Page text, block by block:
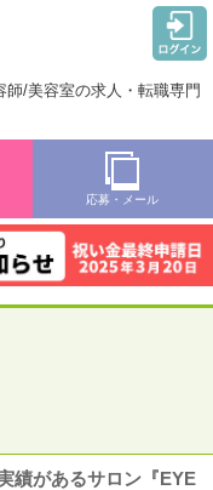
/美容室の求人・転職専門
応募・メール
績があるサロン『EYE